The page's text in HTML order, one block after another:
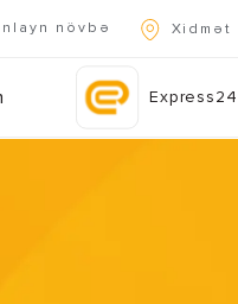
növbə
Express24